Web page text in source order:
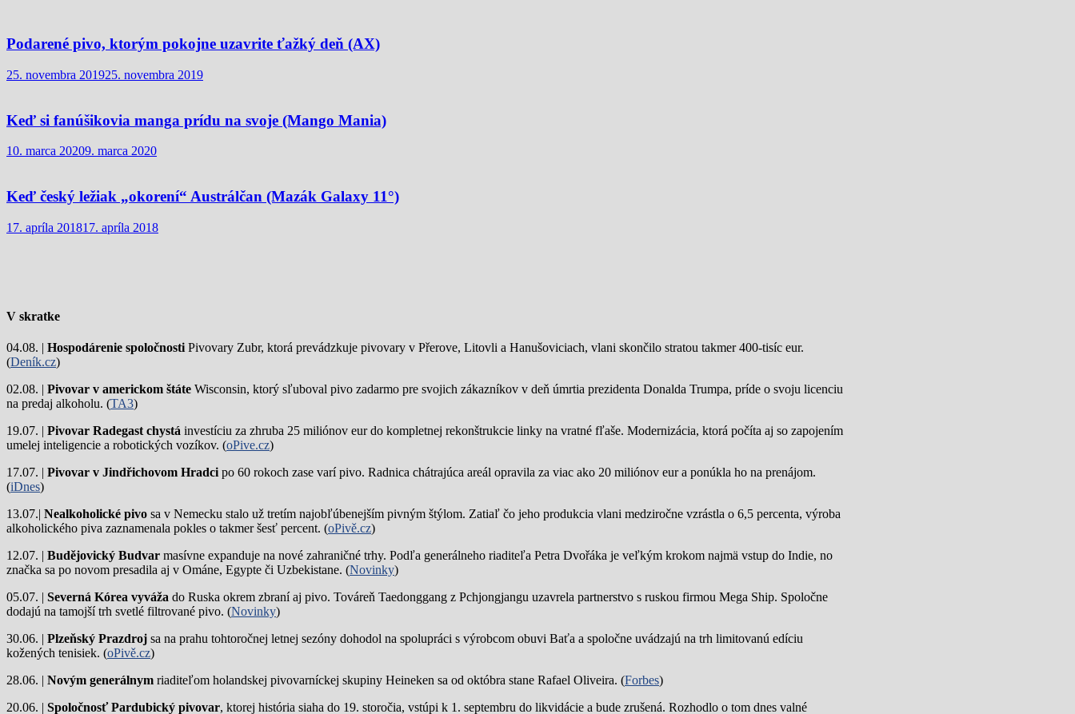
Podarené pivo, ktorým pokojne uzavrite ťažký deň (AX)
25. novembra 201925. novembra 2019
Keď si fanúšikovia manga prídu na svoje (Mango Mania)
10. marca 20209. marca 2020
Keď český ležiak „okorení“ Austrálčan (Mazák Galaxy 11°)
17. apríla 201817. apríla 2018
V skratke
04.08. | Hospodárenie spoločnostiPivovary Zubr, ktorá prevádzkuje pivovary v Přerove, Litovli a Hanušoviciach, vlani skončilo stratou takmer 400-tisíc eur.
(Deník.cz)
02.08. | Pivovar v americkom štáte Wisconsin, ktorý sľuboval pivo zadarmo pre svojich zákazníkov v deň úmrtia prezidenta Donalda Trumpa, príde o svoju licenciu
na predaj alkoholu. (TA3)
19.07. | Pivovar Radegast chystá investíciu za zhruba 25 miliónov eur do kompletnej rekonštrukcie linky na vratné fľaše. Modernizácia, ktorá počíta aj so zapojením
umelej inteligencie a robotických vozíkov. (oPive.cz)
17.07. | Pivovar v Jindřichovom Hradcipo 60 rokoch zase varí pivo. Radnica chátrajúca areál opravila za viac ako 20 miliónov eur a ponúkla ho na prenájom.
(iDnes)
13.07.| Nealkoholické pivo sa v Nemecku stalo už tretím najobľúbenejším pivným štýlom. Zatiaľ čo jeho produkcia vlani medziročne vzrástla o 6,5 percenta, výroba
alkoholického piva zaznamenala pokles o takmer šesť percent. (oPivě.cz)
12.07. | Budějovický Budvar masívne expanduje na nové zahraničné trhy. Podľa generálneho riaditeľa Petra Dvořáka je veľkým krokom najmä vstup do Indie, no
značka sa po novom presadila aj v Ománe, Egypte či Uzbekistane. (Novinky)
05.07. | Severná Kórea vyváža do Ruska okrem zbraní aj pivo. Továreň Taedonggang z Pchjongjangu uzavrela partnerstvo s ruskou firmou Mega Ship. Spoločne
dodajú na tamojší trh svetlé filtrované pivo. (Novinky)
30.06. | Plzeňský Prazdroj sa na prahu tohtoročnej letnej sezóny dohodol na spolupráci s výrobcom obuvi Baťa a spoločne uvádzajú na trh limitovanú edíciu
kožených tenisiek. (oPivě.cz)
28.06. | Novým generálnym riaditeľom holandskej pivovarníckej skupiny Heineken sa od októbra stane Rafael Oliveira. (Forbes)
20.06. | Spoločnosť Pardubický pivovar, ktorej história siaha do 19. storočia, vstúpi k 1. septembru do likvidácie a bude zrušená. Rozhodlo o tom dnes valné